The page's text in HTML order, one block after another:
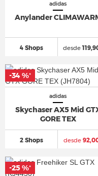
adidas
Anylander
4 Shops desde
adidas
Skychaser AX5 Mid
GORE TEX
2 Shops desde
-34 %*
-25 %*